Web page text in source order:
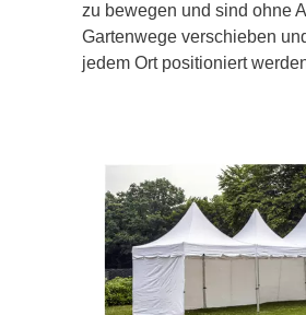
zu bewegen und sind ohne
Gartenwege verschieben
jedem Ort positioniert